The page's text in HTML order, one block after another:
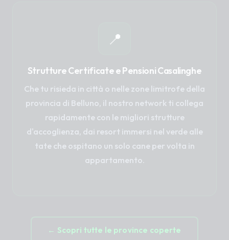
📍
Strutture Certificate e Pensioni Casalinghe
Che tu risieda in città o nelle zone limitrofe della
provincia di Belluno, il nostro network ti collega
rapidamente con le migliori strutture
d'accoglienza, dai resort immersi nel verde alle
tate che ospitano un solo cane per volta in
appartamento.
← Scopri tutte le province coperte